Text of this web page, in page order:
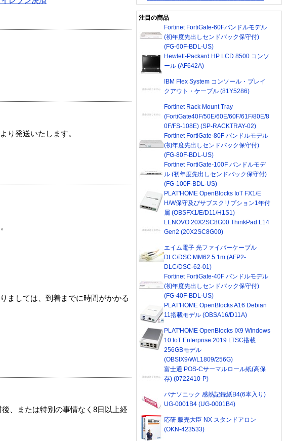
り発送いたします。
ましては、到着までに時間がかかる
、または特別の事情なく8日以上経
注目の商品
Fortinet FortiGate-60Fバンドルモデル
(初年度先出しセンドバック保守付)
(FG-60F-BDL-US)
Hewlett-Packard HP LCD 8500 コンソ
ール (AF642A)
IBM Flex System コンソール・ブレイ
クアウト・ケーブル (81Y5286)
Fortinet Rack Mount Tray
(FortiGate40F/50E/60E/60F/61F/80E/8
0F/FS-108E) (SP-RACKTRAY-02)
Fortinet FortiGate-80F バンドルモデル
(初年度先出しセンドバック保守付)
(FG-80F-BDL-US)
Fortinet FortiGate-100F バンドルモデ
ル (初年度先出しセンドバック保守付)
(FG-100F-BDL-US)
PLAT'HOME OpenBlocks IoT FX1/E
H/W保守及びサブスクリプション1年付
属 (OBSFX1/E/D11/H1S1)
LENOVO 20X2SC8G00 ThinkPad L14
Gen2 (20X2SC8G00)
エイム電子 光ファイバーケーブル
DLC/DSC MM62.5 1m (AFP2-
DLC/DSC-62-01)
Fortinet FortiGate-40F バンドルモデル
(初年度先出しセンドバック保守付)
(FG-40F-BDL-US)
PLAT'HOME OpenBlocks A16 Debian
11搭載モデル (OBSA16/D11A)
PLAT'HOME OpenBlocks IX9 Windows
10 IoT Enterprise 2019 LTSC搭載
256GBモデル
(OBSIX9/W/L1809/256G)
富士通 POS-Cサーマルロール紙(高保
存) (0722410-P)
パナソニック 感熱記録紙B4(6本入り)
UG-0001B4 (UG-0001B4)
応研 販売大臣 NX スタンドアロン
(OKN-423533)